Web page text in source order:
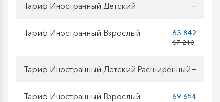
Тариф Иностранный Детский —
Тариф Иностранный Взрослый
63 849
67 210
Тариф Иностранный Детский Расширенный —
Тариф Иностранный Взрослый
69 654